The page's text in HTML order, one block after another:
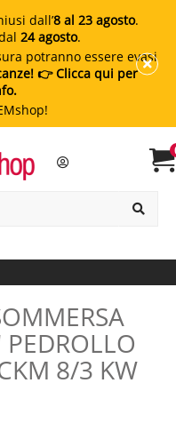
dall’8 al 23 agosto.
24 agosto.
potranno essere evasi
👉 Clicca qui per
8/3 KW